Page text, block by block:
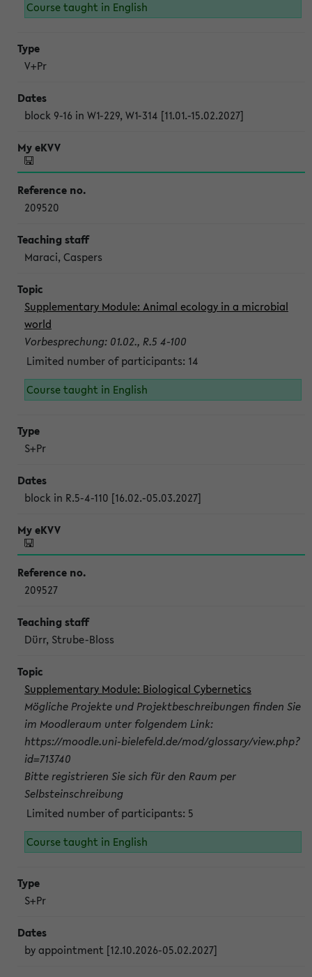
Course taught in English
V+Pr
block 9-16 in W1-229, W1-314 [11.01.-15.02.2027]
209520
Maraci, Caspers
Supplementary Module: Animal ecology in a microbial
world
Vorbesprechung: 01.02., R.5 4-100
Limited number of participants: 14
Course taught in English
S+Pr
block in R.5-4-110 [16.02.-05.03.2027]
209527
Dürr, Strube-Bloss
Supplementary Module: Biological Cybernetics
Mögliche Projekte und Projektbeschreibungen finden Sie
im Moodleraum unter folgendem Link:
https://moodle.uni-bielefeld.de/mod/glossary/view.php?
id=713740
Bitte registrieren Sie sich für den Raum per
Selbsteinschreibung
Limited number of participants: 5
Course taught in English
S+Pr
by appointment [12.10.2026-05.02.2027]